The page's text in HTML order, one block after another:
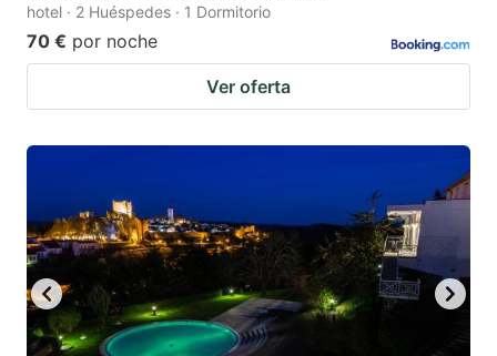
hotel · 2 Huéspedes · 1 Dormitorio
70 € por noche
Ver oferta